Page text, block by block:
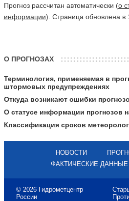
Прогноз рассчитан автоматически (о
информации). Страница обновлена
О ПРОГНОЗАХ
Терминология, применяемая в
штормовых предупреждениях
Откуда возникают ошибки
О статусе информации прогнозов
Классификация сроков
НОВОСТИ
ФАКТИЧЕСКИЕ ДАННЫЕ
© 2026 Гидрометцентр
России